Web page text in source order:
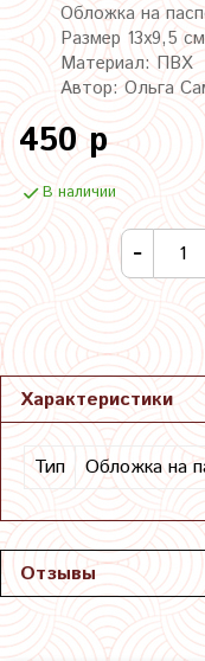
Обложка на
Размер 13х9,5
Материал: ПВХ
Автор: Ольга
450 р
В наличии
Характеристики
Тип Обложка на
Отзывы